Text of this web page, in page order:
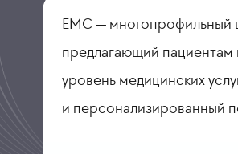
ЕМС — многопрофильный
предлагающий пациентам
уровень медицинских
и персонализированный